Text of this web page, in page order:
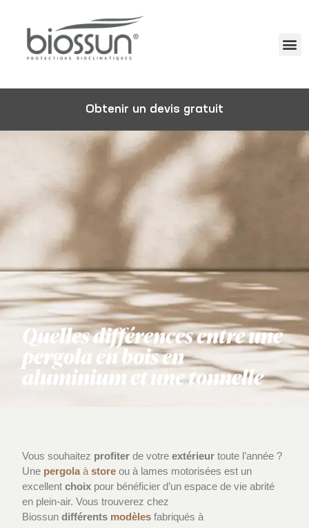
Obtenir un devis gratuit
Quelles différences entre une
pergola en bois en
aluminium et une tonnelle
Vous souhaitez profiter de votreextérieur toute l’année ?
Une pergola àstore ou à lames motorisées est un
excellentchoix pour bénéficier d’un espace de vie abrité
en plein-air. Vous trouverez chez
Biossundifférents modèles fabriqués à